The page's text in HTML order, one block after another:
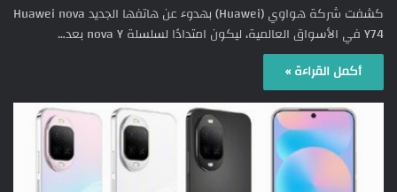
كشفت شركة هواوي (Huawei) بهدوء عن هاتفها الجديد Huawei nova
Y74 في الأسواق العالمية، ليكون امتدادًا لسلسلة nova Y بعد…
أكمل القراءة »